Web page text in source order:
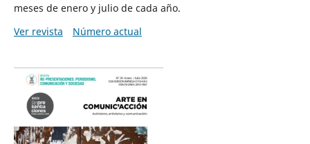
meses de enero y julio de cada año.
Ver revista
Número actual